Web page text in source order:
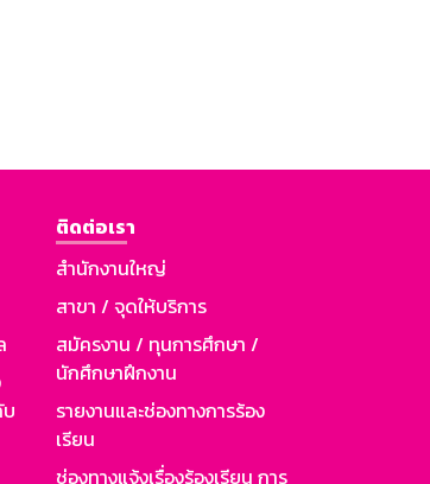
ติดต่อเรา
สำนักงานใหญ่
สาขา / จุดให้บริการ
สมัครงาน / ทุนการศึกษา /
นักศึกษาฝึกงาน
รายงานและช่องทางการร้อง
เรียน
ช่องทางแจ้งเรื่องร้องเรียน การ